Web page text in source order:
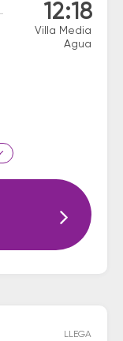
12:18
Villa Media
Agua
LLEGA